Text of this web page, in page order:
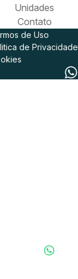
Unidades
Contato
de Uso
de Privacidade